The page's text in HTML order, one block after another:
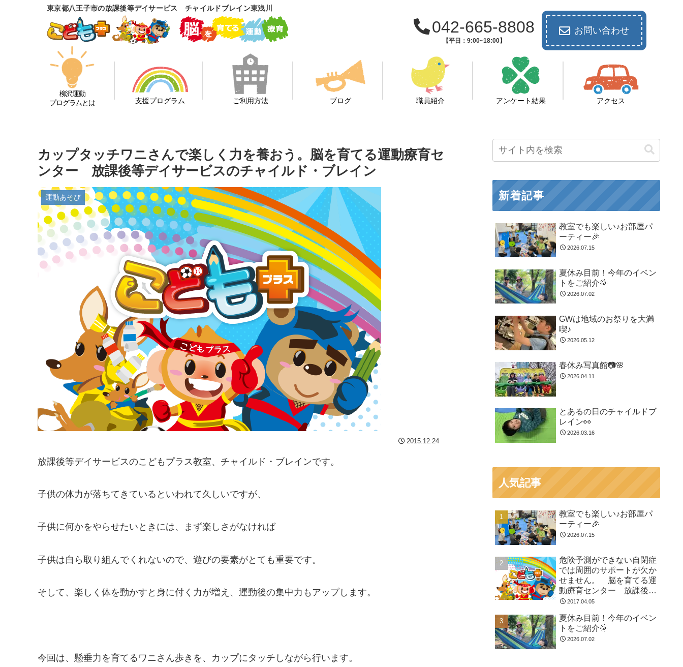
東京都八王子市の放課後等デイサービス チャイルドブレイン東浅川
042-665-8808
【平日：9:00~18:00】
お問い合わせ
柳沢運動
プログラムとは
支援プログラム ご利用方法 ブログ 職員紹介 アンケート結果 アクセス
カップタッチワニさんで楽しく力を養おう。脳を育てる運動療育セ
ンター 放課後等デイサービスのチャイルド・ブレイン
運動あそび
2015.12.24
放課後等デイサービスのこどもプラス教室、チャイルド・ブレインです。
子供の体力が落ちてきているといわれて久しいですが、
子供に何かをやらせたいときには、まず楽しさがなければ
子供は自ら取り組んでくれないので、遊びの要素がとても重要です。
そして、楽しく体を動かすと身に付く力が増え、運動後の集中力もアップします。
今回は、懸垂力を育てるワニさん歩きを、カップにタッチしながら行います。
新着記事
教室でも楽しい♪お部屋パ
ーティー🎉
2026.07.15
夏休み目前！今年のイベン
トをご紹介🌞
2026.07.02
GWは地域のお祭りを大満
喫♪
2026.05.12
春休み写真館📷🌸
2026.04.11
とあるの日のチャイルドブ
レイン👀
2026.03.16
人気記事
教室でも楽しい♪お部屋パ
ーティー🎉
2026.07.15
危険予測ができない自閉症
では周囲のサポートが欠か
せません。 脳を育てる運
動療育センター 放課後等
デイサービスのチャイル
2017.04.05
夏休み目前！今年のイベン
トをご紹介🌞
2026.07.02